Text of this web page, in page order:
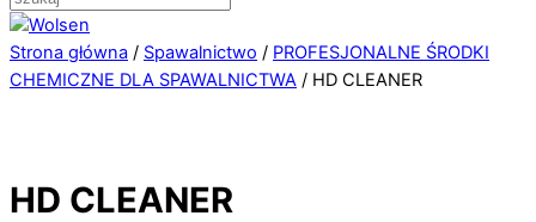
Strona główna / Spawalnictwo / PROFESJONALNE ŚRODKI
CHEMICZNE DLA SPAWALNICTWA / HD CLEANER
HD CLEANER